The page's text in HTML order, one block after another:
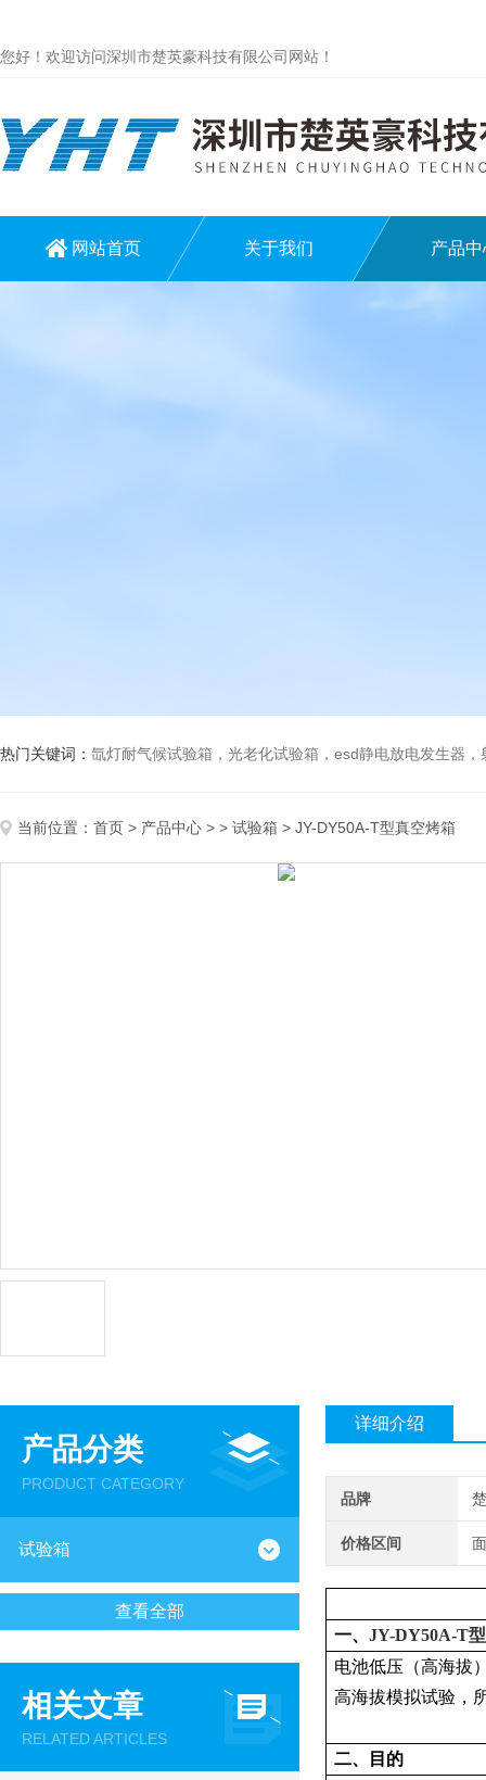
您好！欢迎访问深圳市楚英豪科技有限公司网站！
网站首页 关于我们 产品中
热门关键词： 氙灯耐气候试验箱，光老化试验箱，esd静电放电发生器
当前位置： 首页 > 产品中心 > > 试验箱 > JY-DY50A-T型真空烤箱
产品分类
PRODUCT CATEGORY
试验箱
查看全部
相关文章
RELATED ARTICLES
详细介绍
品牌
价格区间
一、JY-DY50A-T
电池低压（高海拔
高海拔模拟试验，
二、目的